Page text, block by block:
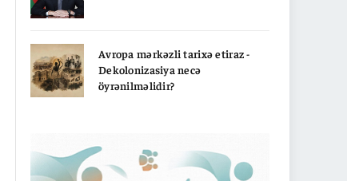
Avropa mərkəzli tarixə etiraz -
Dekolonizasiya necə
öyrənilməlidir?